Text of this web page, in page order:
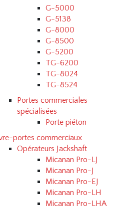
G-5000
G-5138
G-8000
G-8500
G-5200
TG-6200
TG-8024
TG-8524
Portes commerciales
spécialisées
Porte piéton
portes commerciaux
Opérateurs Jackshaft
Micanan Pro-LJ
Micanan Pro-J
Micanan Pro-EJ
Micanan Pro-LH
Micanan Pro-LHA